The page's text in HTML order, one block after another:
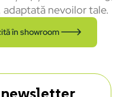
nevoilor tale.
în showroom